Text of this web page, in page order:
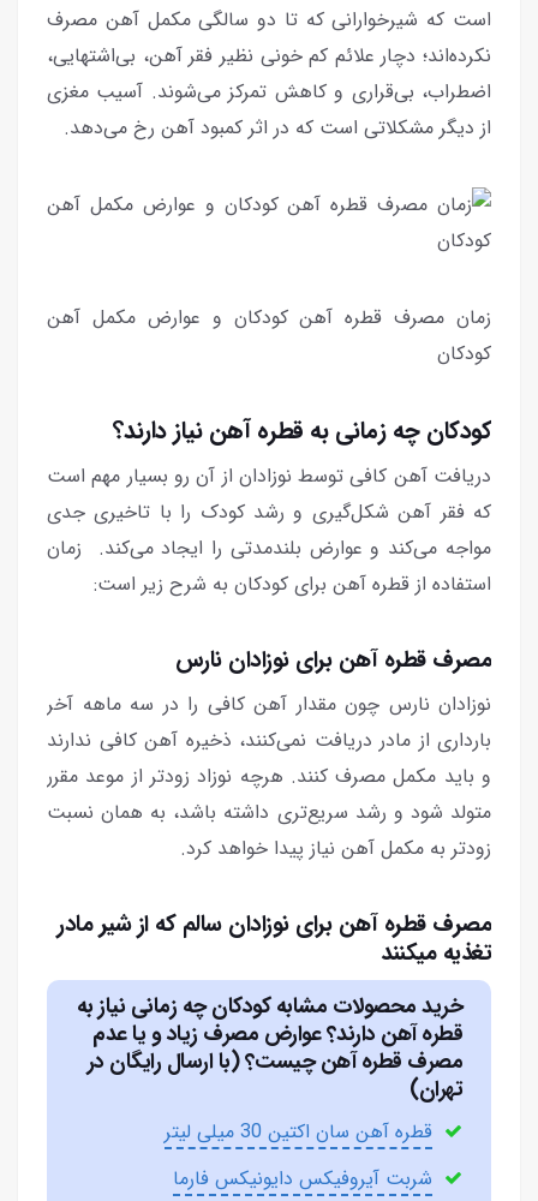
است که شیرخوارانی که تا دو سالگی مکمل آهن مصرف
نکرده‌اند؛ دچار علائم کم خونی نظیر فقر آهن، بی‌اشتهایی،
اضطراب، بی‌قراری و کاهش تمرکز می‌شوند. آسیب مغزی
از دیگر مشکلاتی است که در اثر کمبود آهن رخ می‌دهد.
زمان مصرف قطره آهن کودکان و عوارض مکمل آهن
کودکان
کودکان چه زمانی به قطره آهن نیاز دارند؟
دریافت آهن کافی توسط نوزادان از آن رو بسیار مهم است
که فقر آهن شکل‌گیری و رشد کودک را با تاخیری جدی
مواجه می‌کند و عوارض بلندمدتی را ایجاد می‌کند. زمان
استفاده از قطره آهن برای کودکان به شرح زیر است:
مصرف قطره آهن برای نوزادان نارس
نوزادان نارس چون مقدار آهن کافی را در سه ماهه آخر
بارداری از مادر دریافت نمی‌کنند، ذخیره آهن کافی ندارند
و باید مکمل مصرف کنند. هرچه نوزاد زودتر از موعد مقرر
متولد شود و رشد سریع‌تری داشته باشد، به همان نسبت
زودتر به مکمل آهن نیاز پیدا خواهد کرد.
مصرف قطره آهن برای نوزادان سالم که از شیر مادر
تغذیه میکنند
خرید محصولات مشابه کودکان چه زمانی نیاز به
قطره آهن دارند؟ عوارض مصرف زیاد و یا عدم
مصرف قطره آهن چیست؟ (با ارسال رایگان در
تهران)
قطره آهن سان اکتین 30 میلی لیتر
شربت آیروفیکس دایونیکس فارما